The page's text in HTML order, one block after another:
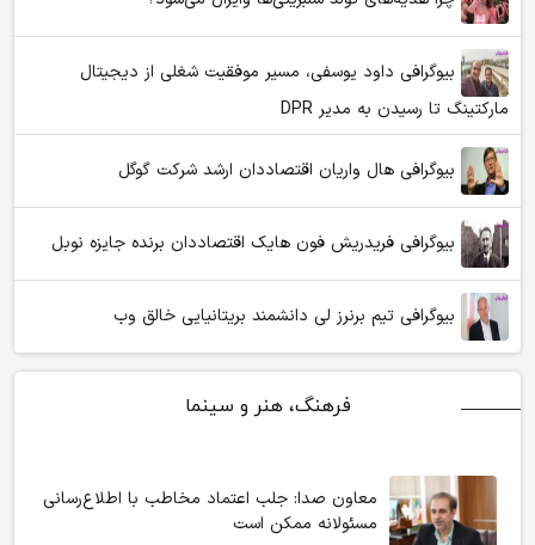
بیوگرافی داود یوسفی، مسیر موفقیت شغلی از دیجیتال
مارکتینگ تا رسیدن به مدیر DPR
بیوگرافی هال واریان اقتصاددان ارشد شرکت گوگل
بیوگرافی فریدریش فون هایک اقتصاددان برنده جایزه نوبل
بیوگرافی تیم برنرز لی دانشمند بریتانیایی خالق وب
فرهنگ، هنر و سینما
معاون صدا: جلب اعتماد مخاطب با اطلاع‌رسانی
مسئولانه ممکن است